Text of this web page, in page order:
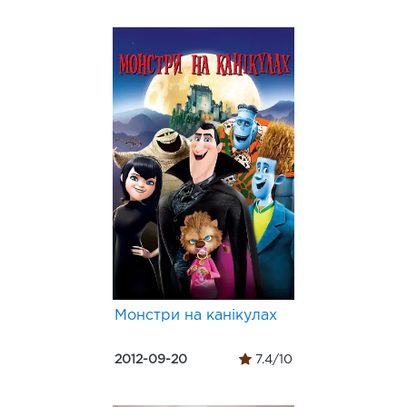
Монстри на канікулах
2012-09-20 7.4/10